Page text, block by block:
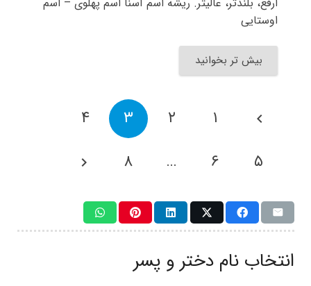
اوستایی
بیش تر بخوانید
۱ ۲ ۳
۴
۵
۶ … ۸
انتخاب نام دختر و پسر